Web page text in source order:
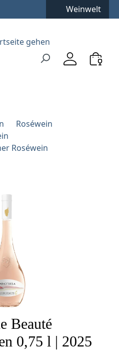
Weinwelt
Roséwein
Roséwein
Beauté
0,75 l | 2025